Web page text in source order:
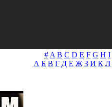
# A B C D E F G H I
А Б В Г Д Е Ж З И К Л